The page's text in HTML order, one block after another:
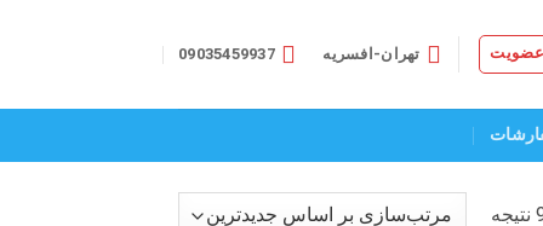
عضویت تهران-افسریه 09035459937
مرتب‌سازی